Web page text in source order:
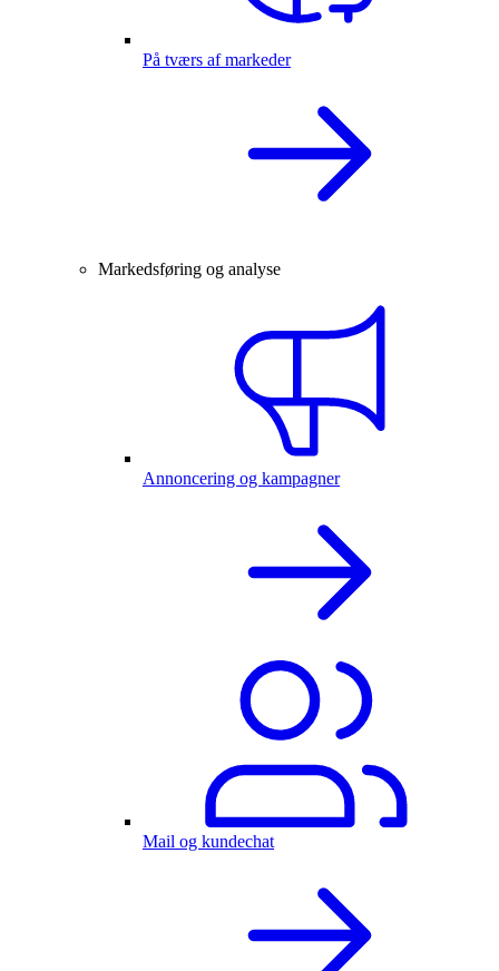
På tværs af markeder
Markedsføring og analyse
Annoncering og kampagner
Mail og kundechat